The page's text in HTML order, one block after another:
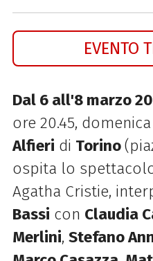
EVENTO
Dal 6 all'8 marzo
ore 20.45,
Alfieri di Torino
ospita lo
Agatha Cristie,
Bassi con Claudia
Merlini, Stefano